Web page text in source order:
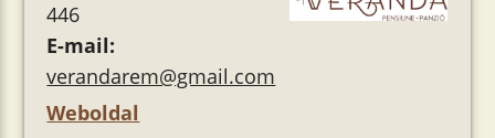
446
E-mail:
verandarem@gmail.com
Weboldal